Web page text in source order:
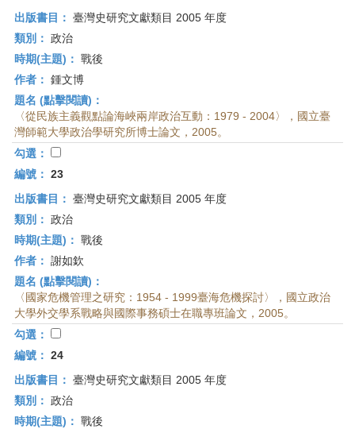
出版書目： 臺灣史研究文獻類目 2005 年度
類別： 政治
時期(主題)： 戰後
作者： 鍾文博
題名 (點擊閱讀)：
〈從民族主義觀點論海峽兩岸政治互動：1979 - 2004〉，國立臺
灣師範大學政治學研究所博士論文，2005。
勾選：
編號： 23
出版書目： 臺灣史研究文獻類目 2005 年度
類別： 政治
時期(主題)： 戰後
作者： 謝如欽
題名 (點擊閱讀)：
〈國家危機管理之研究：1954 - 1999臺海危機探討〉，國立政治
大學外交學系戰略與國際事務碩士在職專班論文，2005。
勾選：
編號： 24
出版書目： 臺灣史研究文獻類目 2005 年度
類別： 政治
時期(主題)： 戰後